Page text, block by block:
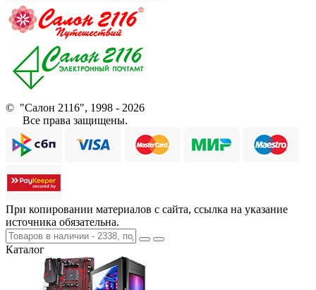
© "Салон 2116", 1998 - 2026
Все права защищены.
При копировании материалов с сайта, ссылка на указание
источника обязательна.
Каталог